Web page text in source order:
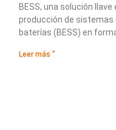
BESS, una solución
producción de sistemas
baterías (BESS) en
Leer más "